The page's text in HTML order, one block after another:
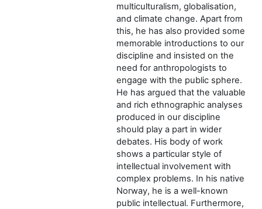
multiculturalism, globalisation,
and climate change. Apart from
this, he has also provided some
memorable introductions to our
discipline and insisted on the
need for anthropologists to
engage with the public sphere.
He has argued that the valuable
and rich ethnographic analyses
produced in our discipline
should play a part in wider
debates. His body of work
shows a particular style of
intellectual involvement with
complex problems. In his native
Norway, he is a well-known
public intellectual. Furthermore,